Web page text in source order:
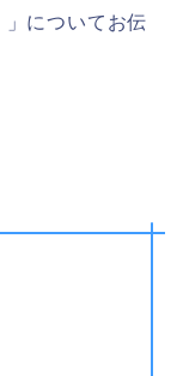
」についてお伝